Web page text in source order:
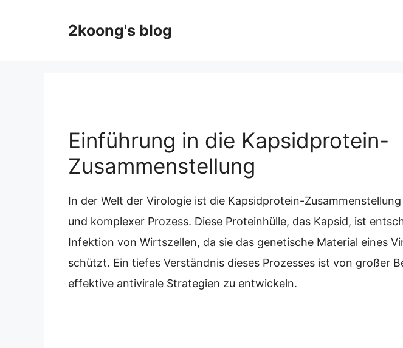
2koong's blog
Einführung in die Kapsidprotein-
Zusammenstellung
In der Welt der Virologie ist die Kapsidprotein-
und komplexer Prozess. Diese Proteinhülle, das Kapsid, ist
Infektion von Wirtszellen, da sie das genetische Material eines
schützt. Ein tiefes Verständnis dieses Prozesses ist von großer
effektive antivirale Strategien zu entwickeln.